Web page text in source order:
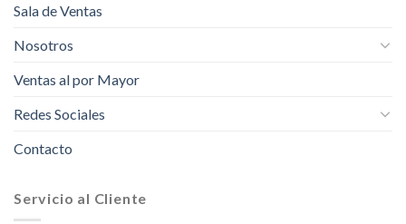
Sala de Ventas
Nosotros
Ventas al por Mayor
Redes Sociales
Contacto
Servicio al Cliente